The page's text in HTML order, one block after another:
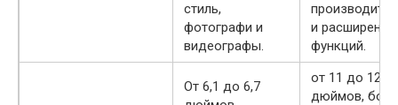
стиль,
фотографи и
видеографы.
и
функций.
От 6,1 до 6,7
от 11 до 12.9
дюймов,